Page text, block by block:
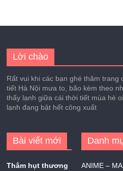
Lời chào
Rất vui khi các bạn ghé thăm trang
tiết Hà Nội mưa to, bão kèm theo
thấy lạnh giữa cái thời tiết mùa hè
lạnh đang bật hết công xuất
Bài viết mới
Thâm hụt thương
Danh
ANIME –